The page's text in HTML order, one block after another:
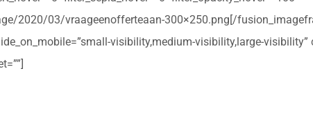
2020/03/vraageenofferteaan-300×250.png[/
visibility,medium-visibility,large-visibility”